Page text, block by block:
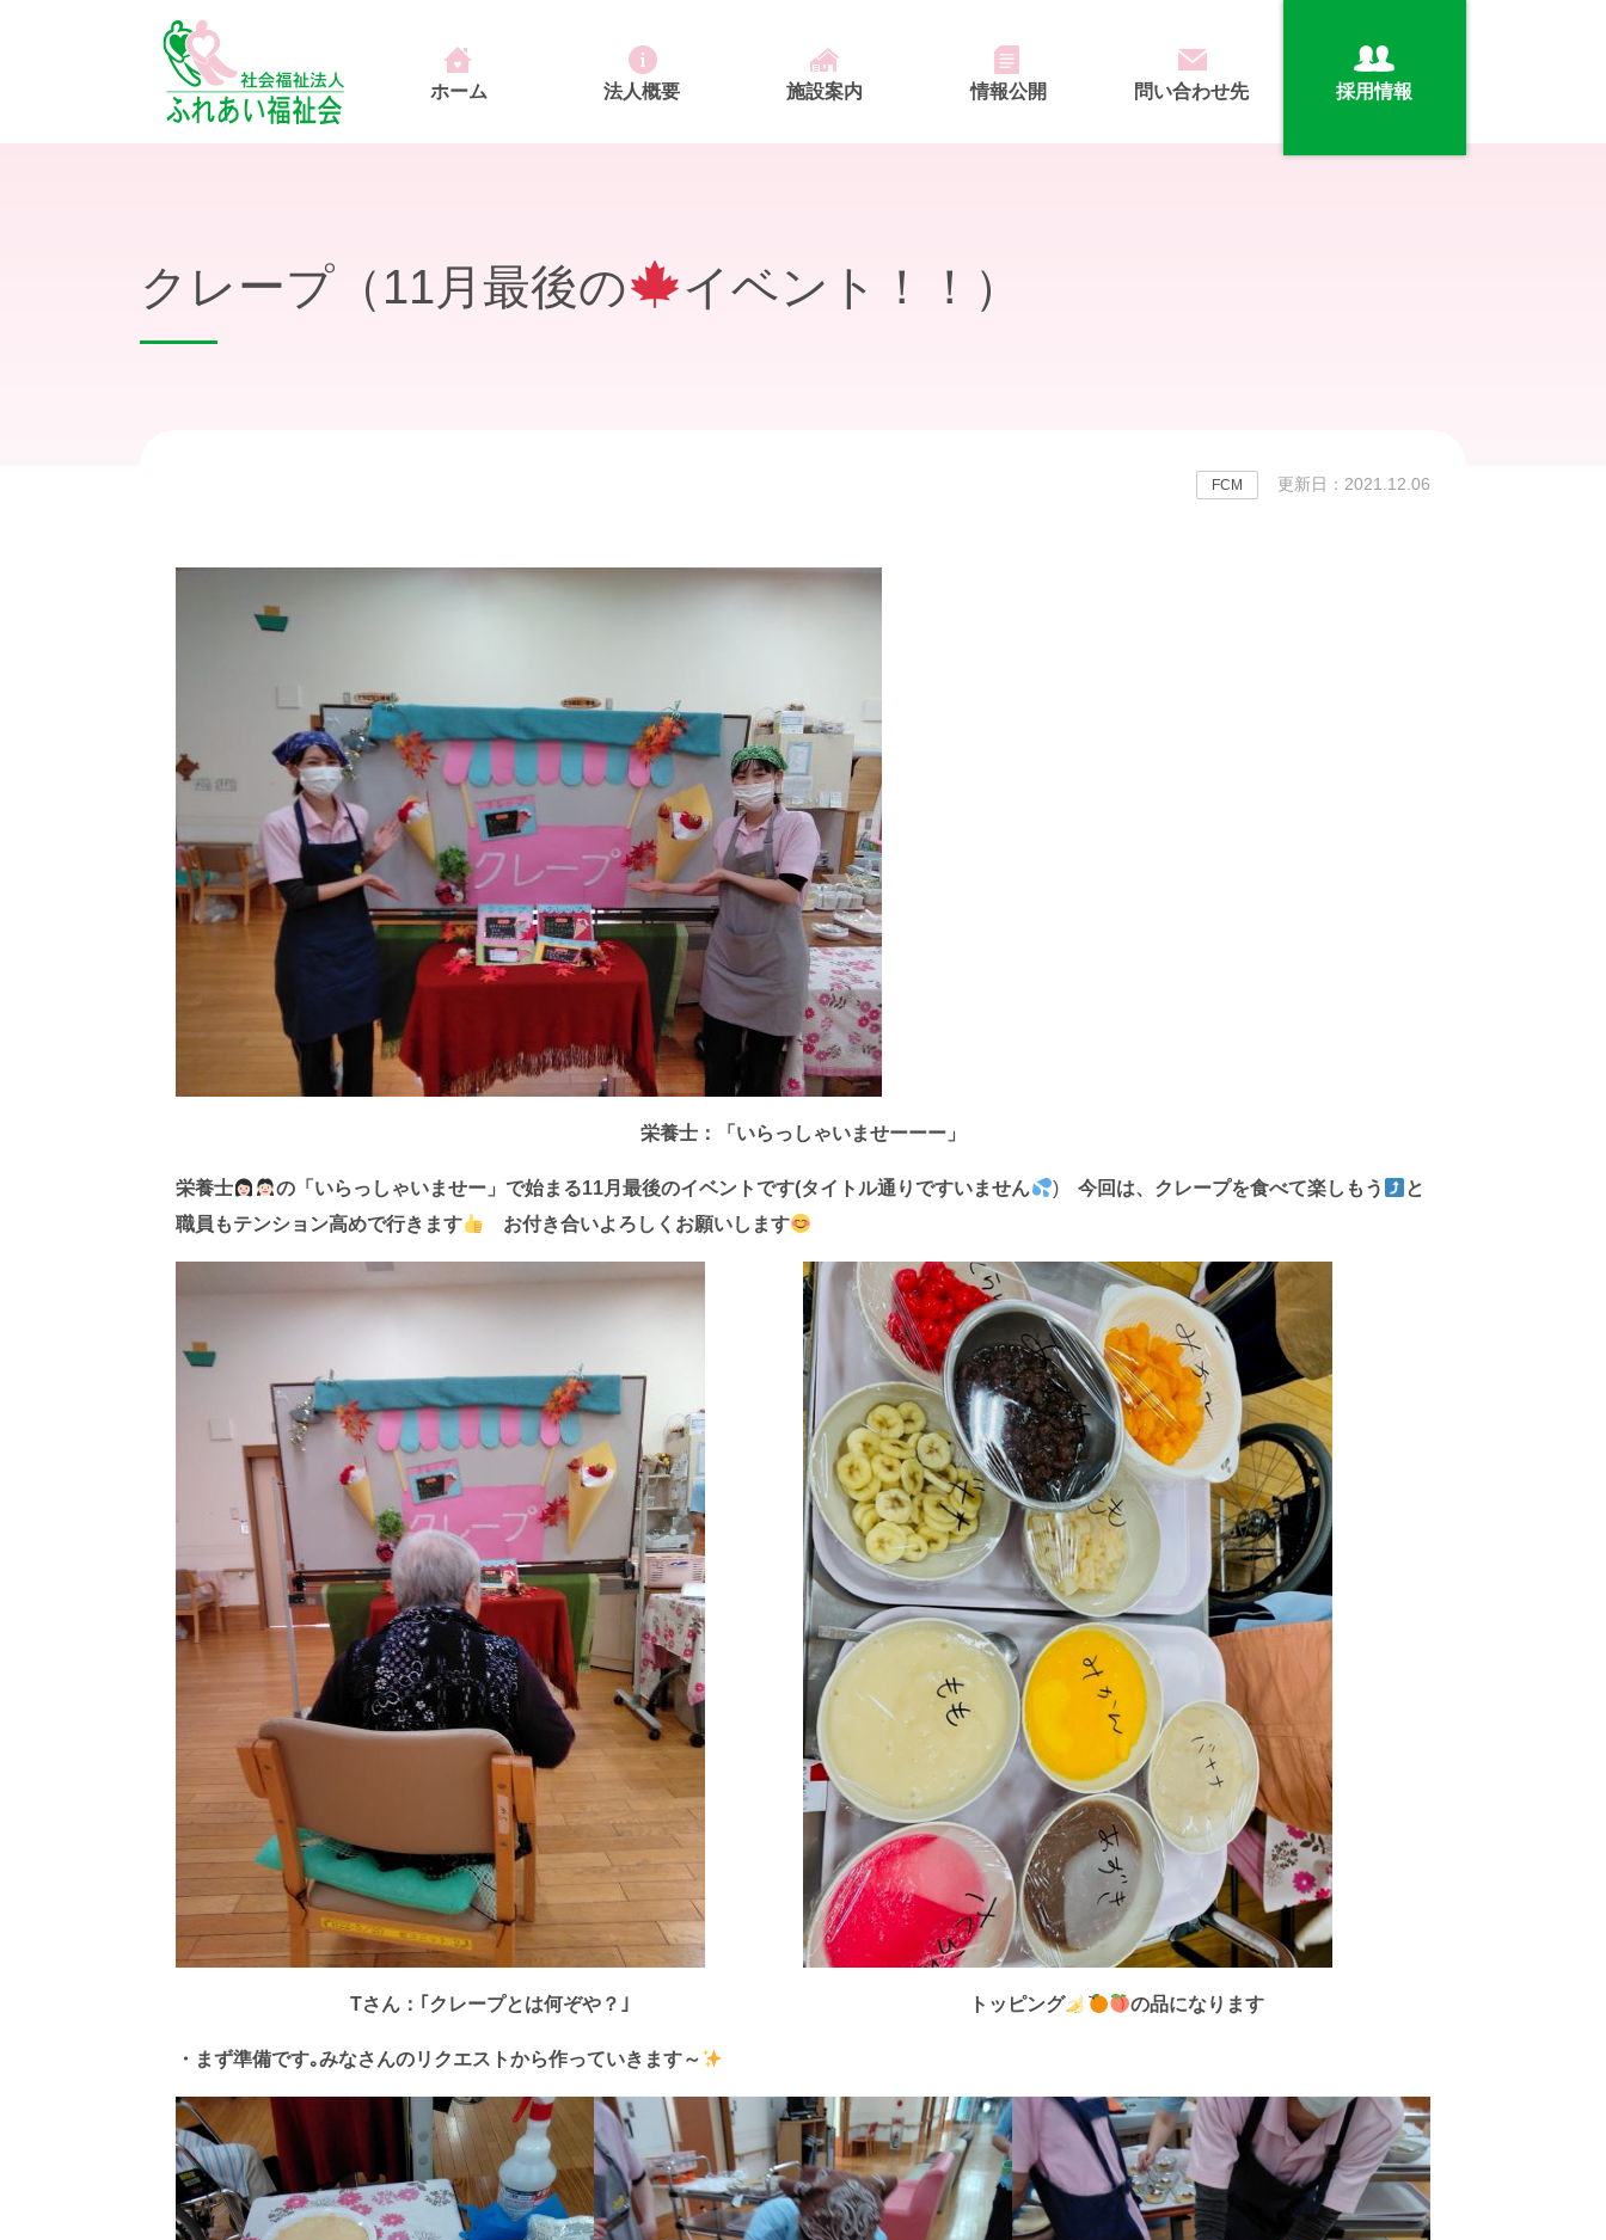
ホーム 法人概要 施設案内 情報公開 問い合わせ先 採用情報
クレープ（11月最後の イベント！！）
FCM 更新日：2021.12.06
栄養士：「いらっしゃいませーーー」
栄養士 の「いらっしゃいませー」で始まる11月最後のイベントです(タイトル通りですいません ) 今回は、クレープを食べて楽しもう
と
職員もテンション高めで行きます
お付き合いよろしくお願いします
Tさん：｢クレープとは何ぞや？｣ トッピング の品になります
・まず準備です｡みなさんのリクエストから作っていきます～